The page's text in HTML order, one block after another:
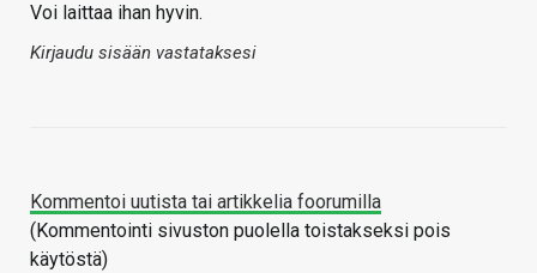
Voi laittaa ihan hyvin.
Kirjaudu sisään vastataksesi
Kommentoi uutista tai artikkelia foorumilla
(Kommentointi sivuston puolella toistakseksi pois
käytöstä)